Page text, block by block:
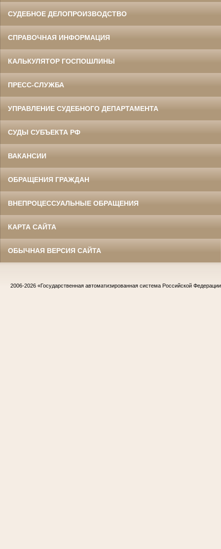
СУДЕБНОЕ ДЕЛОПРОИЗВОДСТВО
СПРАВОЧНАЯ ИНФОРМАЦИЯ
КАЛЬКУЛЯТОР ГОСПОШЛИНЫ
ПРЕСС-СЛУЖБА
УПРАВЛЕНИЕ СУДЕБНОГО ДЕПАРТАМЕНТА
СУДЫ СУБЪЕКТА РФ
ВАКАНСИИ
ОБРАЩЕНИЯ ГРАЖДАН
ВНЕПРОЦЕССУАЛЬНЫЕ ОБРАЩЕНИЯ
КАРТА САЙТА
ОБЫЧНАЯ ВЕРСИЯ САЙТА
2006-2026 «Государственная автоматизированная система Российской